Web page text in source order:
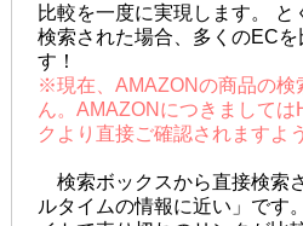
比較を一度に実現します。
検索された場合、多くのECを
す！
※現在、AMAZONの商品の検
ん。AMAZONにつきまして
クより直接ご確認されますよ
検索ボックスから直接検索
ルタイムの情報に近い」です